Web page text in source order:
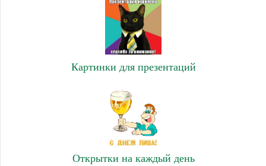
Картинки для презентаций
Открытки на каждый день